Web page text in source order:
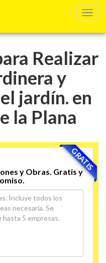
Realizar
y
jardín. en
la Plana
GRATIS
y Obras. Gratis y